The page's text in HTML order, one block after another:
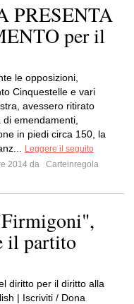
PRESENTA
per il
le opposizioni,
Cinquestelle e vari
avessero ritirato
di emendamenti,
in piedi circa 150, la
Leggere il seguito
2014 da
Carteinregola
il partito
diritto per il diritto alla
| Iscriviti / Dona